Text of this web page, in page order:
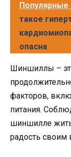
Популярные
такое
опасна
Шиншиллы –
факторов,
питания.
шиншилле
радость своим